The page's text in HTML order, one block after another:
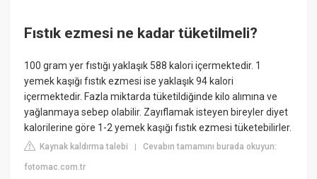
Fıstık ezmesi ne kadar tüketilmeli?
100 gram yer fıstığı yaklaşık 588 kalori içermektedir. 1
yemek kaşığı fıstık ezmesi ise yaklaşık 94 kalori
içermektedir. Fazla miktarda tüketildiğinde kilo alımına ve
yağlanmaya sebep olabilir. Zayıflamak isteyen bireyler diyet
kalorilerine göre 1-2 yemek kaşığı fıstık ezmesi tüketebilirler.
Kaynak kaldırma talebi |Cevabın tamamını burada okuyun:
fotomac.com.tr